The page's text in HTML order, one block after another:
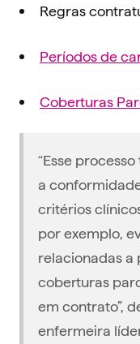
Regras
Períodos de
Coberturas
“Esse
a
critérios
por exemplo,
relacionadas a
coberturas
em contrato”,
enfermeira